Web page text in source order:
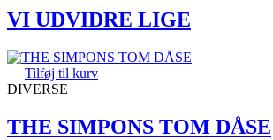
VI UDVIDRE LIGE
Tilføj til kurv
DIVERSE
THE SIMPONS TOM DÅSE